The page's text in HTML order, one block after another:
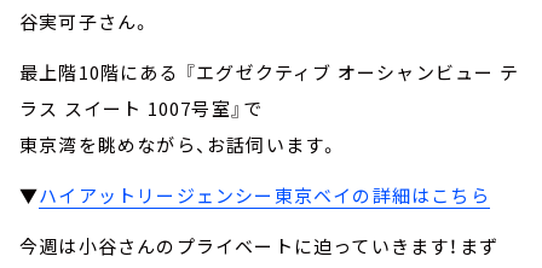
谷実可子さん。
最上階10階にある 『エグゼクティブ オーシャンビュー テ
ラス スイート 1007号室』で
東京湾を眺めながら、お話伺います。
▼ハイアットリージェンシー東京ベイの詳細はこちら
今週は小谷さんのプライベートに迫っていきます！まず